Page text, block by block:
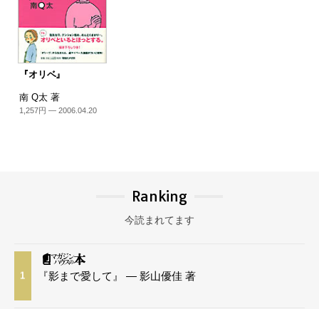
『オリベ』
南 Q太 著
1,257円 — 2006.04.20
Ranking
今読まれてます
1 『影まで愛して』 — 影山優佳 著